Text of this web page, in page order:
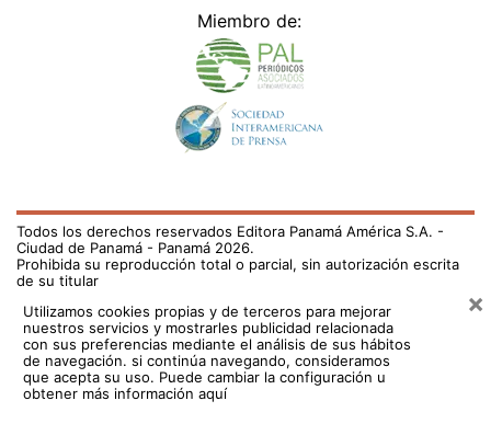
Miembro de:
Todos los derechos reservados Editora Panamá América S.A. -
Ciudad de Panamá - Panamá 2026.
Prohibida su reproducción total o parcial, sin autorización escrita
de su titular
Utilizamos cookies propias y de terceros para mejorar
nuestros servicios y mostrarles publicidad relacionada
con sus preferencias mediante el análisis de sus hábitos
de navegación. si continúa navegando, consideramos
que acepta su uso. Puede cambiar la configuración u
obtener más información aquí
×